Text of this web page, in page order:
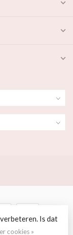
Is dat
cookies »